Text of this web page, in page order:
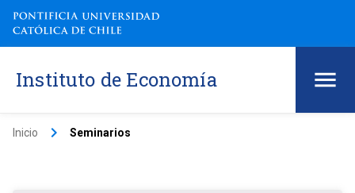
Instituto de Economía
Inicio keyboard_arrow_right Seminarios